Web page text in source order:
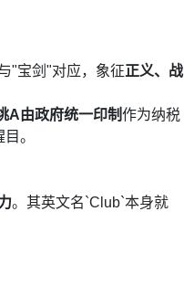
"宝剑"对应，象征正义、战
A由政府统一印制作为纳税
。
。其英文名`Club`本身就